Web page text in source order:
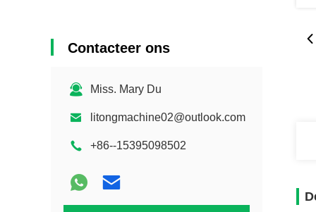
Contacteer ons
Miss. Mary Du
litongmachine02@outlook.com
+86--15395098502